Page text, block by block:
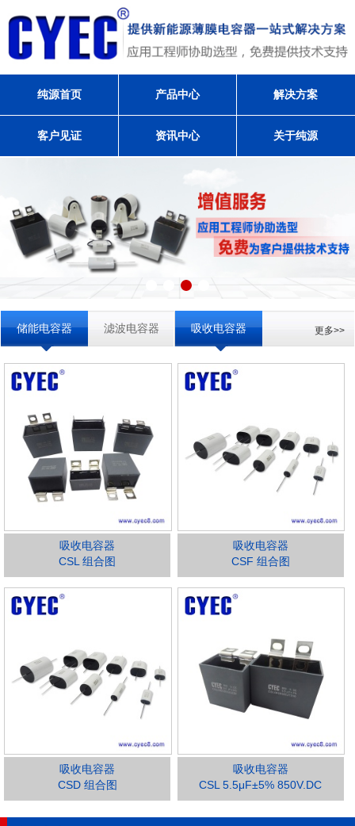
纯源首页 产品中心 解决方案
客户见证 资讯中心 关于纯源
储能电容器 滤波电容器 吸收电容器 更多>>
吸收电容器
CSL 组合图
吸收电容器
CSF 组合图
吸收电容器
CSD 组合图
吸收电容器
CSL 5.5μF±5% 850V.DC